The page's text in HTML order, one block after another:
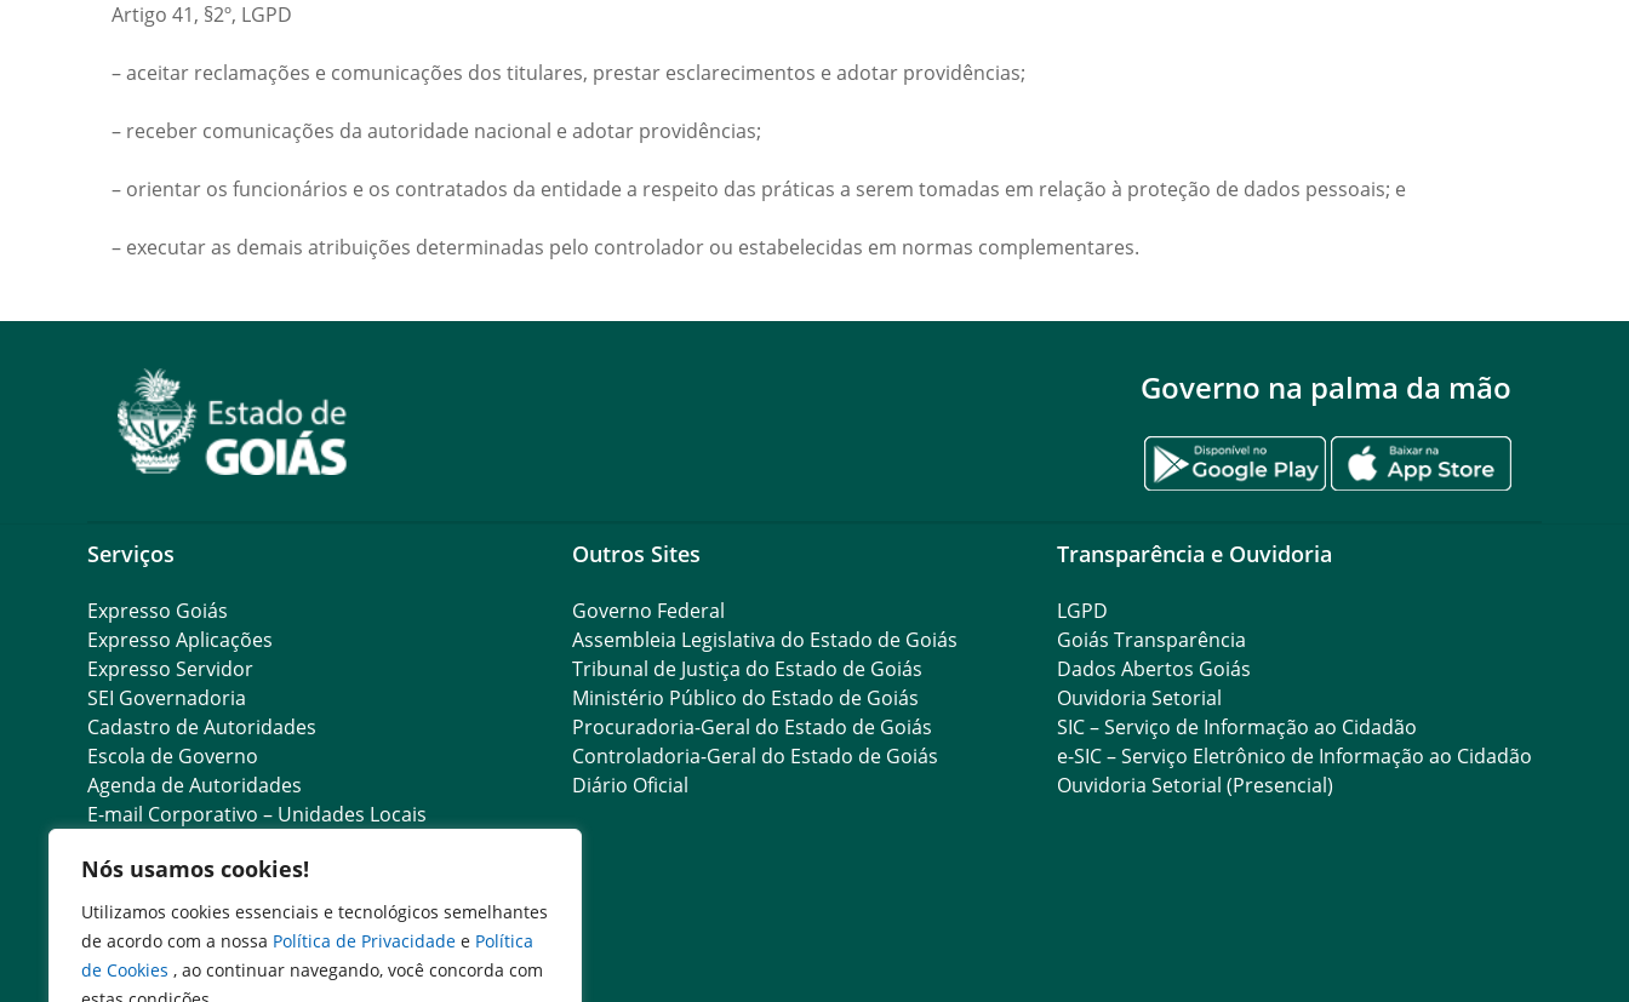
Nós usamos cookies!
Utilizamos cookies essenciais e tecnológicos semelhantes
de acordo com a nossa Política de Privacidade e Política
de Cookies , ao continuar navegando, você concorda com
Artigo 41, §2º, LGPD
– aceitar reclamações e comunicações dos titulares, prestar esclarecimentos e adotar providências;
– receber comunicações da autoridade nacional e adotar providências;
– orientar os funcionários e os contratados da entidade a respeito das práticas a serem tomadas em relação à proteção de dados pessoais; e
– executar as demais atribuições determinadas pelo controlador ou estabelecidas em normas complementares.
Governo na palma da mão
Serviços
Expresso Goiás
Expresso Aplicações
Expresso Servidor
SEI Governadoria
Cadastro de Autoridades
Escola de Governo
Agenda de Autoridades
E-mail Corporativo – Unidades Locais
Consulta de Estabelecimentos Registrados
Validação de Declaração de Dados Cadastrais
Validação de ATV/PTV de Outros UF’s
Consulta de GTA
Recadastramento Anual do Servidor
Outros Sites
Governo Federal
Assembleia Legislativa do Estado de Goiás
Tribunal de Justiça do Estado de Goiás
Ministério Público do Estado de Goiás
Procuradoria-Geral do Estado de Goiás
Controladoria-Geral do Estado de Goiás
Diário Oficial
Transparência e Ouvidoria
LGPD
Goiás Transparência
Dados Abertos Goiás
Ouvidoria Setorial
SIC – Serviço de Informação ao Cidadão
e-SIC – Serviço Eletrônico de Informação ao Cidadão
Ouvidoria Setorial (Presencial)